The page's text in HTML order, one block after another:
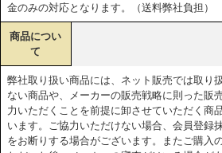
金のみの対応となります。（送料弊社負担）
商品につい
て
弊社取り扱い商品には、ネット販売では取り
ない商品や、メーカーの販売戦略に則った販
力いただくことを前提に卸させていただく商
います。ご協力いただけない場合、会員登録
をお断りする場合がございます。またご購入